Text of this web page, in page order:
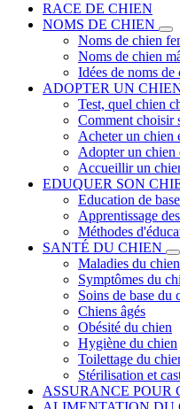
RACE DE CHIEN
NOMS DE CHIEN
Noms de chien
Noms de chien
Idées de noms de
ADOPTER UN
Test, quel chien
Comment choisir
Acheter un chien
Adopter un chien
Accueillir un
EDUQUER SON
Education de
Apprentissage
Méthodes
SANTÉ DU CHIEN
Maladies du chien
Symptômes du
Soins de base du
Chiens âgés
Obésité du chien
Hygiène du chien
Toilettage du
Stérilisation et
ASSURANCE POUR